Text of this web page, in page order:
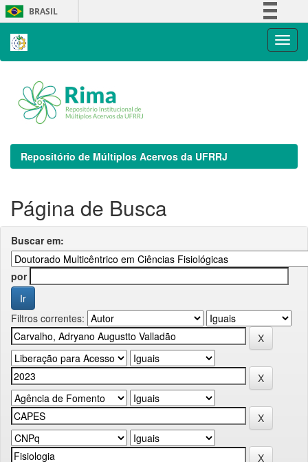
Skip
navigation
BRASIL
Repositório de Múltiplos Acervos da UFRRJ
Página de Busca
Buscar em:
por
Filtros correntes: